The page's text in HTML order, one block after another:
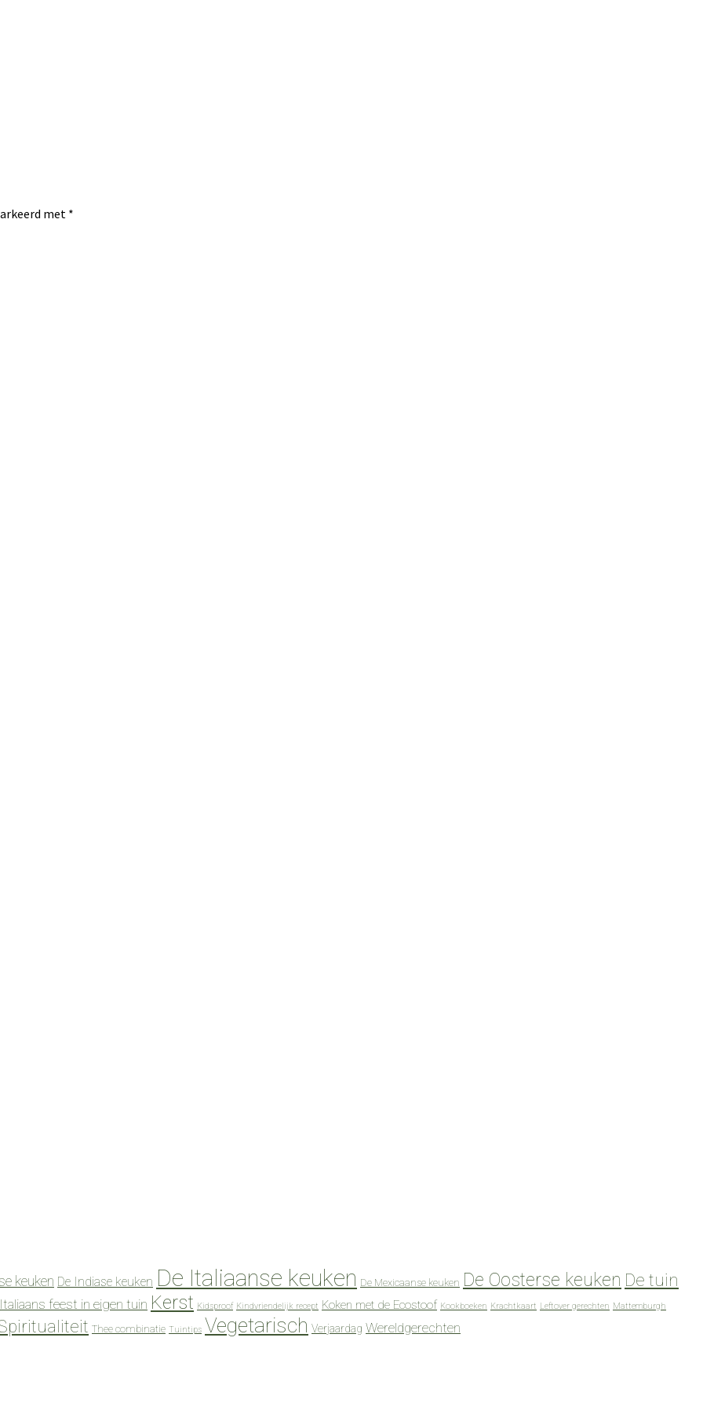
met *
keuken De Indiase keuken De Italiaanse keuken De Mexicaanse keuken De Oosterse keuken De tuin
Italiaans feest in eigen tuin Kerst Kidsproof Kindvriendelijk recept Koken met de Ecostoof Kookboeken Krachtkaart Leftover gerechten Mattemburgh
Thee combinatie Tuintips Vegetarisch Verjaardag Wereldgerechten